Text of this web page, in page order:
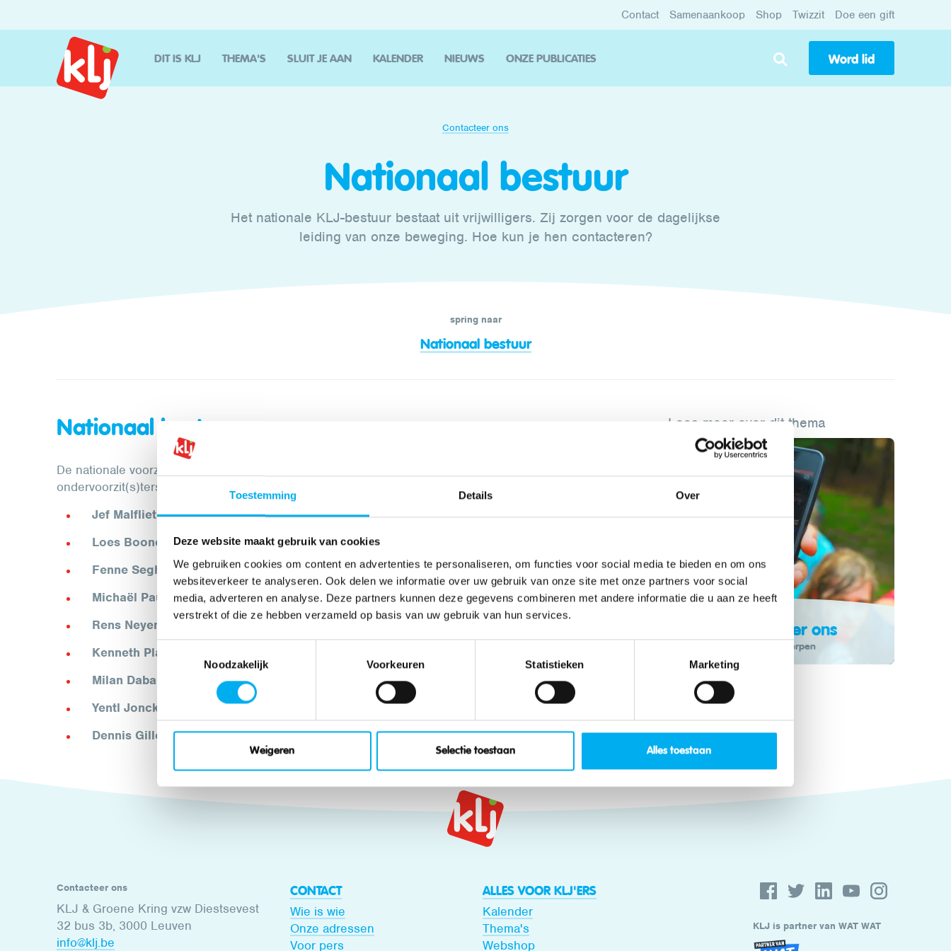
Toestemming Details Over
Deze website maakt gebruik van cookies
We gebruiken cookies om content en advertenties te personaliseren, om functies voor social media te bieden en om ons
websiteverkeer te analyseren. Ook delen we informatie over uw gebruik van onze site met onze partners voor social
media, adverteren en analyse. Deze partners kunnen deze gegevens combineren met andere informatie die u aan ze heeft
verstrekt of die ze hebben verzameld op basis van uw gebruik van hun services.
Toestemmingsselectie
Noodzakelijk
Voorkeuren Statistieken Marketing
Weigeren Selectie toestaan Alles toestaan
Contact Samenaankoop Shop Twizzit Doe een gift
DIT IS KLJ THEMA'S SLUIT JE AAN KALENDER NIEUWS ONZE PUBLICATIES Word lid
Contacteer ons
Nationaal bestuur
Het nationale KLJ-bestuur bestaat uit vrijwilligers. Zij zorgen voor de dagelijkse
leiding van onze beweging. Hoe kun je hen contacteren?
spring naar
Nationaal bestuur
Nationaal bestuur
De nationale voorzitter is de enige beroepskracht. Daarnaast zetelen er twee nationale
ondervoorzit(s)ters en van elke regio de regionale voorzitter in het Nationaal Bestuur.
Jef Malfliet,Voorzitter KLJ:voorzitter@klj.be
Loes Boonen,Ondervoorzitter KLJ:ondervoorzitter@klj.be​
Fenne Seghers,Ondervoorzitter KLJ: ondervoorzitter@klj.be​
Michaël Pauwels,Voorzitter Antwerpen:vzantwerpen@klj.be
Rens Neyens
, Voorzitter Limburg:vzlimburg@klj.be
Kenneth Plasschaert,
Milan Dabaut, ​
Voorzitter Oost-Vlaanderen:
vzoostvlaanderen@klj.be
Yentl Jonckheere
Voorzitter West-Vlaanderen:
vzwestvlaanderen@klj.be
Dennis Gillessen,Voorzitter Oost-België:dennis.gillessen.klj@gmail.com
Lees meer over dit thema
Contacteer ons
9 onderwerpen
Contacteer ons
KLJ & Groene Kring vzw Diestsevest
32 bus 3b, 3000 Leuven
info@klj.be​
CONTACT
Wie is wie
Onze adressen
Voor pers
ALLES VOOR KLJ'ERS
Kalender
Thema's
Webshop
KLJ is partner van WAT WAT